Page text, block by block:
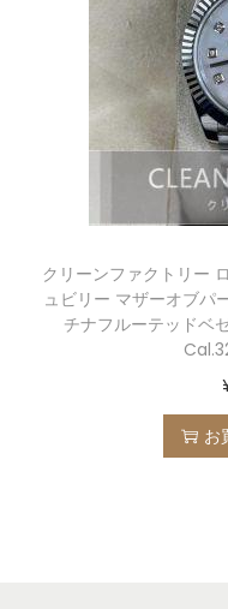
クリーンファクトリー
ュビリー マザーオブパ
チナフルーテッド
お